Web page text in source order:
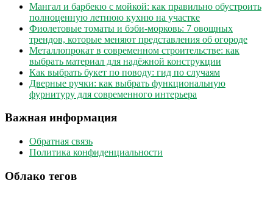
Мангал и барбекю с мойкой: как правильно обустроить
полноценную летнюю кухню на участке
Фиолетовые томаты и бэби-морковь: 7 овощных
трендов, которые меняют представления об огороде
Металлопрокат в современном строительстве: как
выбрать материал для надёжной конструкции
Как выбрать букет по поводу: гид по случаям
Дверные ручки: как выбрать функциональную
фурнитуру для современного интерьера
Важная информация
Обратная связь
Политика конфиденциальности
Облако тегов